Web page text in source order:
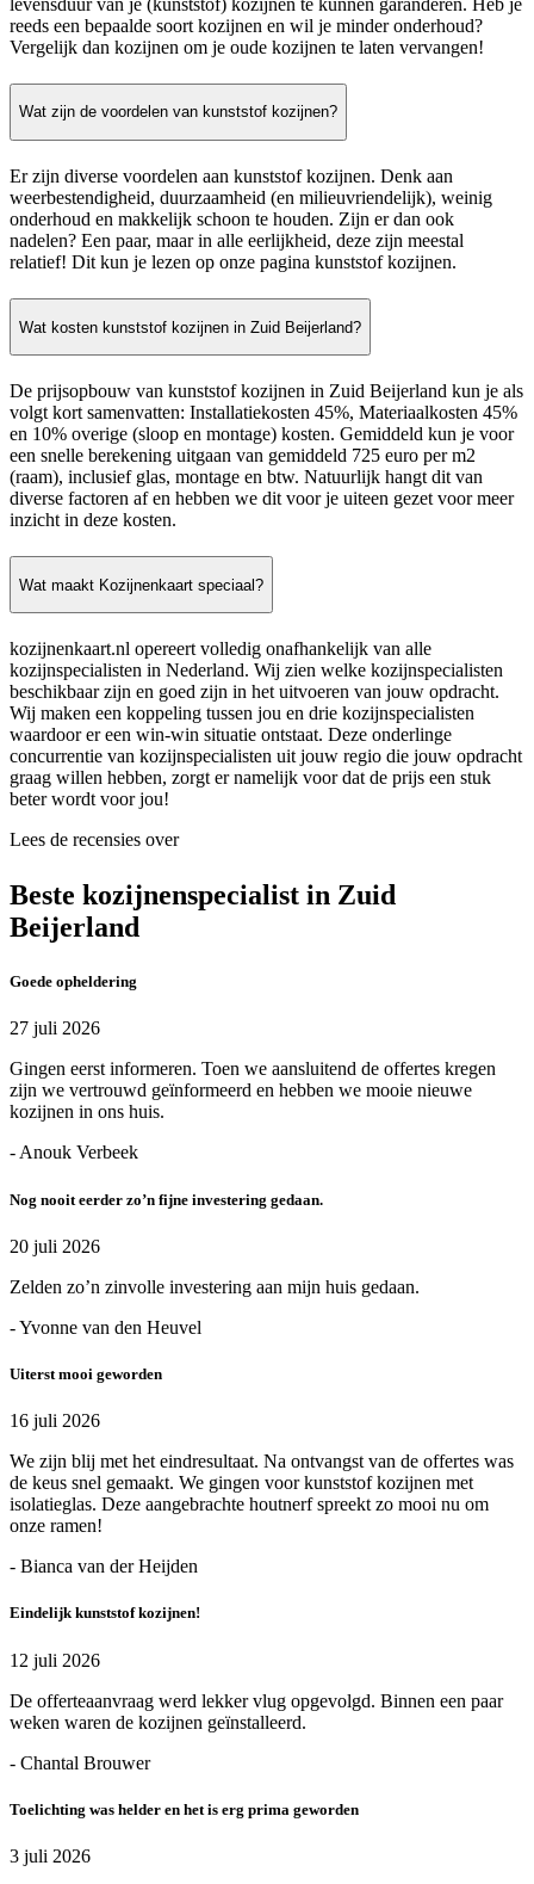
reeds een bepaalde soort kozijnen en wil je minder onderhoud?
Vergelijk dan kozijnen om je oude kozijnen te laten vervangen!
Wat zijn de voordelen van kunststof kozijnen?
Er zijn diverse voordelen aan kunststof kozijnen. Denk aan
weerbestendigheid, duurzaamheid (en milieuvriendelijk), weinig
onderhoud en makkelijk schoon te houden. Zijn er dan ook
nadelen? Een paar, maar in alle eerlijkheid, deze zijn meestal
relatief! Dit kun je lezen op onze pagina kunststof kozijnen.
Wat kosten kunststof kozijnen in Zuid Beijerland?
De prijsopbouw van kunststof kozijnen in Zuid Beijerland kun je als
volgt kort samenvatten: Installatiekosten 45%, Materiaalkosten 45%
en 10% overige (sloop en montage) kosten. Gemiddeld kun je voor
een snelle berekening uitgaan van gemiddeld 725 euro per m2
(raam), inclusief glas, montage en btw. Natuurlijk hangt dit van
diverse factoren af en hebben we dit voor je uiteen gezet voor meer
inzicht in deze kosten.
Wat maakt Kozijnenkaart speciaal?
kozijnenkaart.nl opereert volledig onafhankelijk van alle
kozijnspecialisten in Nederland. Wij zien welke kozijnspecialisten
beschikbaar zijn en goed zijn in het uitvoeren van jouw opdracht.
Wij maken een koppeling tussen jou en drie kozijnspecialisten
waardoor er een win-win situatie ontstaat. Deze onderlinge
concurrentie van kozijnspecialisten uit jouw regio die jouw opdracht
graag willen hebben, zorgt er namelijk voor dat de prijs een stuk
beter wordt voor jou!
Lees de recensies over
Beste kozijnenspecialist in Zuid
Beijerland
Goede opheldering
27 juli 2026
Gingen eerst informeren. Toen we aansluitend de offertes kregen
zijn we vertrouwd geïnformeerd en hebben we mooie nieuwe
kozijnen in ons huis.
- Anouk Verbeek
Nog nooit eerder zo’n fijne investering gedaan.
20 juli 2026
Zelden zo’n zinvolle investering aan mijn huis gedaan.
- Yvonne van den Heuvel
Uiterst mooi geworden
16 juli 2026
We zijn blij met het eindresultaat. Na ontvangst van de offertes was
de keus snel gemaakt. We gingen voor kunststof kozijnen met
isolatieglas. Deze aangebrachte houtnerf spreekt zo mooi nu om
onze ramen!
- Bianca van der Heijden
Eindelijk kunststof kozijnen!
12 juli 2026
De offerteaanvraag werd lekker vlug opgevolgd. Binnen een paar
weken waren de kozijnen geïnstalleerd.
- Chantal Brouwer
Toelichting was helder en het is erg prima geworden
3 juli 2026